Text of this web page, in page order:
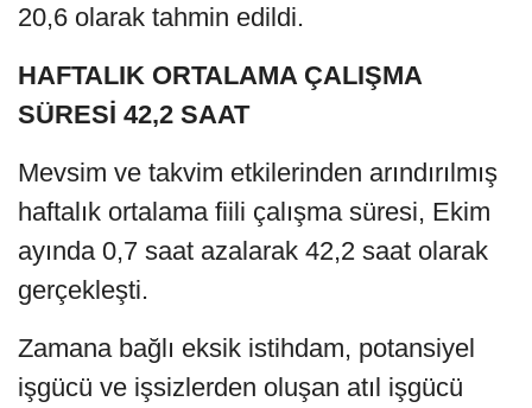
20,6 olarak tahmin edildi.
HAFTALIK ORTALAMA ÇALIŞMA
SÜRESİ 42,2 SAAT
Mevsim ve takvim etkilerinden arındırılmış
haftalık ortalama fiili çalışma süresi, Ekim
ayında 0,7 saat azalarak 42,2 saat olarak
gerçekleşti.
Zamana bağlı eksik istihdam, potansiyel
işgücü ve işsizlerden oluşan atıl işgücü